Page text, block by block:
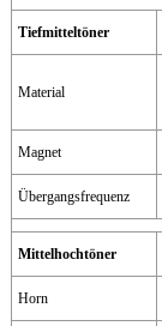
Tiefmitteltöner
Material
Magnet
Übergangsfrequenz
Mittelhochtöner
Horn